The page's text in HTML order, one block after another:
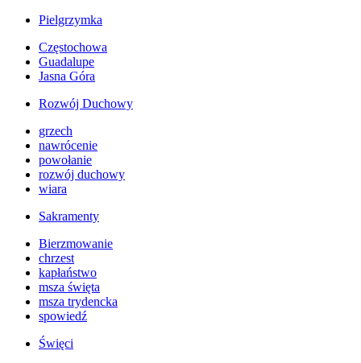
Pielgrzymka
Częstochowa
Guadalupe
Jasna Góra
Rozwój Duchowy
grzech
nawrócenie
powołanie
rozwój duchowy
wiara
Sakramenty
Bierzmowanie
chrzest
kapłaństwo
msza święta
msza trydencka
spowiedź
Święci